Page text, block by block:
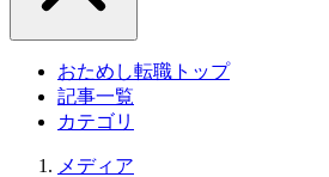
おためし転職トップ
記事一覧
カテゴリ
メディア